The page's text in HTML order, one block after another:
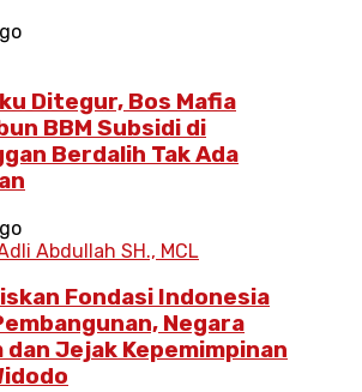
Ditegur, Bos Mafia
BBM Subsidi di
Berdalih Tak Ada
Fondasi Indonesia
Negara
dan Jejak Kepemimpinan